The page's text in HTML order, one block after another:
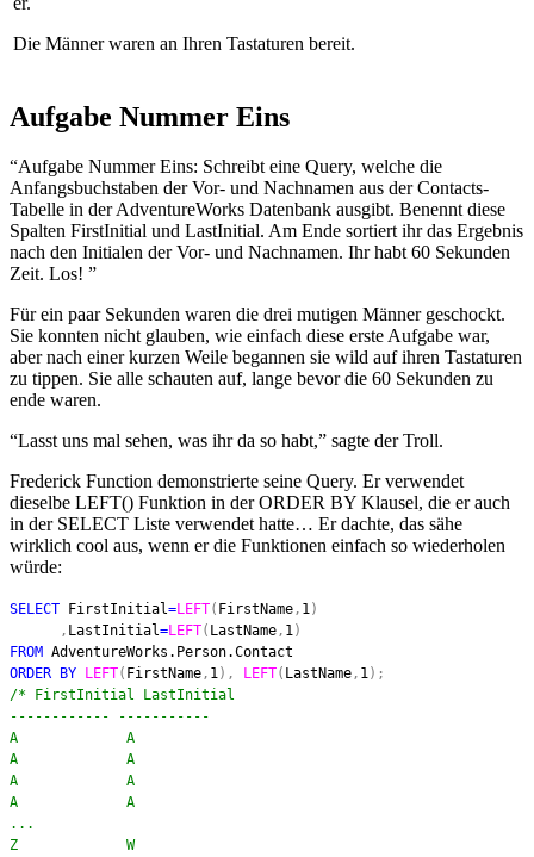
Die Männer waren an Ihren Tastaturen bereit.
Aufgabe Nummer Eins
“Aufgabe Nummer Eins: Schreibt eine Query, welche die
Anfangsbuchstaben der Vor- und Nachnamen aus der Contacts-
Tabelle in der AdventureWorks Datenbank ausgibt. Benennt diese
Spalten FirstInitial und LastInitial. Am Ende sortiert ihr das Ergebnis
nach den Initialen der Vor- und Nachnamen. Ihr habt 60 Sekunden
Zeit. Los! ”
Für ein paar Sekunden waren die drei mutigen Männer geschockt.
Sie konnten nicht glauben, wie einfach diese erste Aufgabe war,
aber nach einer kurzen Weile begannen sie wild auf ihren Tastaturen
zu tippen. Sie alle schauten auf, lange bevor die 60 Sekunden zu
ende waren.
“Lasst uns mal sehen, was ihr da so habt,” sagte der Troll.
Frederick Function demonstrierte seine Query. Er verwendet
dieselbe LEFT() Funktion in der ORDER BY Klausel, die er auch
in der SELECT Liste verwendet hatte… Er dachte, das sähe
wirklich cool aus, wenn er die Funktionen einfach so wiederholen
würde:
SELECT FirstInitial=LEFT( FirstName, 1)
, LastInitial=LEFT( LastName, 1)
FROM AdventureWorks.Person.Contact
ORDER BY
LEFT( FirstName, 1), LEFT( LastName, 1);
/* FirstInitial LastInitial
------------ -----------
A A
A A
A A
A A
...
Z W